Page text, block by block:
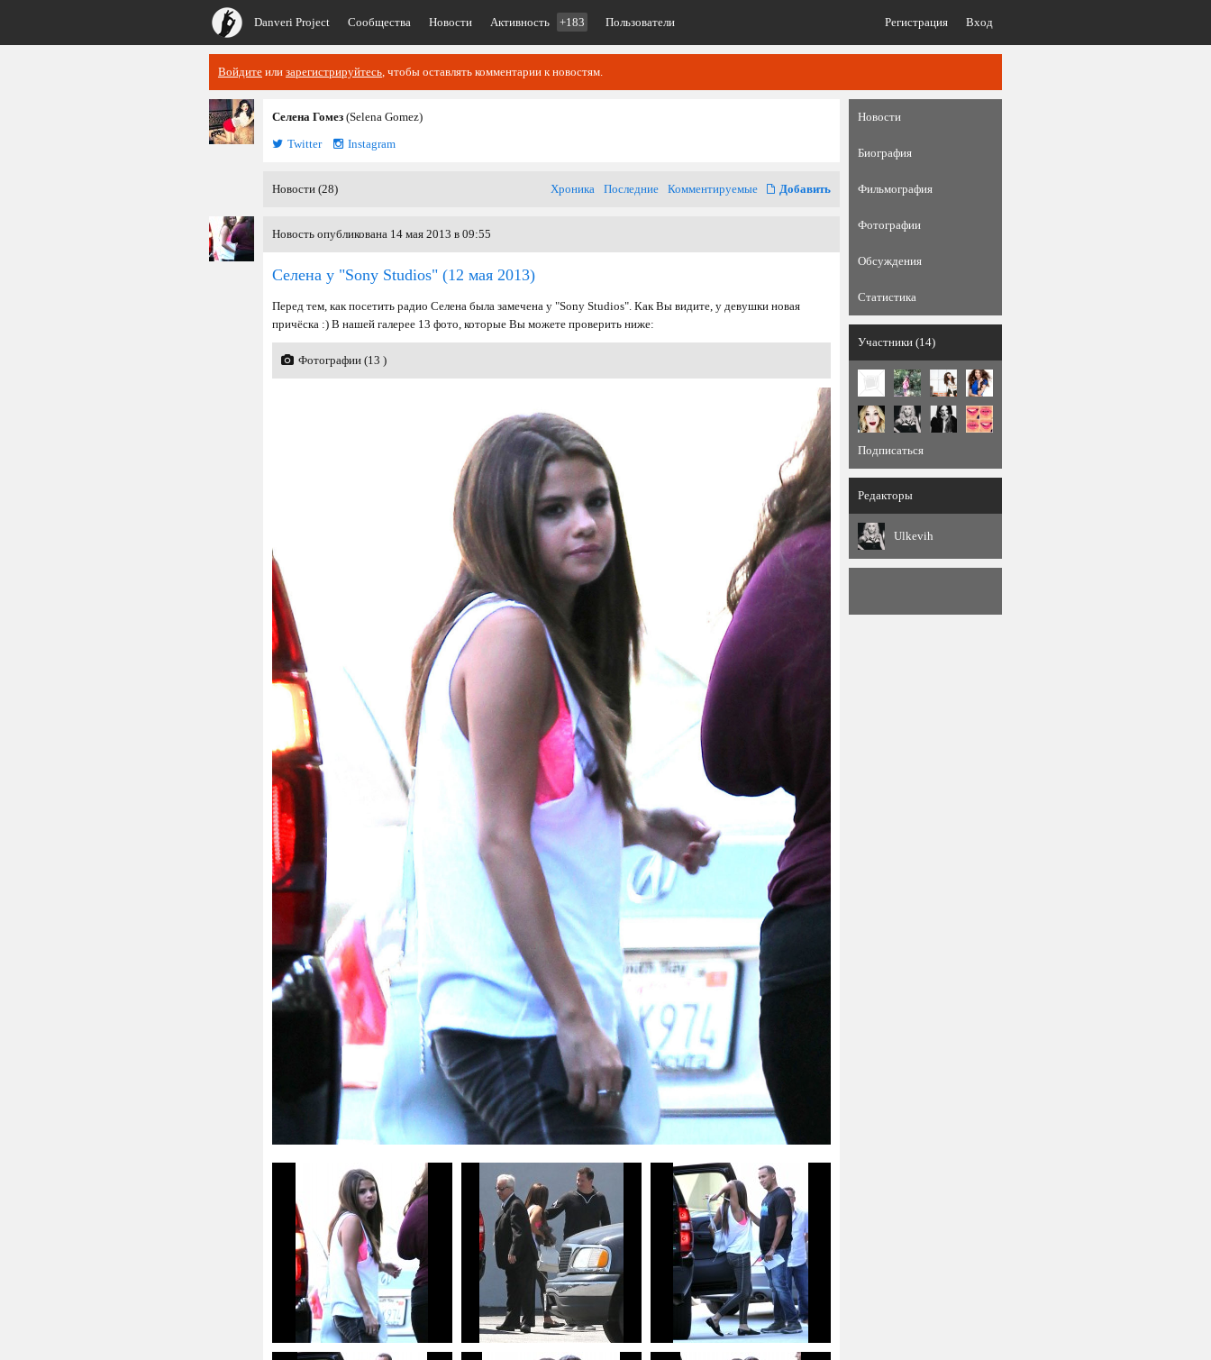
Danveri Project Сообщества Новости Активность +183 Пользователи Регистрация Вход
Войдите или зарегистрируйтесь, чтобы оставлять комментарии к новостям.
Селена Гомез (Selena Gomez)
Twitter
Instagram
Новости (28) Хроника Последние Комментируемые Добавить
Новость опубликована 14 мая 2013 в 09:55
Селена у "Sony Studios" (12 мая 2013)
Перед тем, как посетить радио Селена была замечена у "Sony Studios". Как Вы видите, у девушки новая
причёска :) В нашей галерее 13 фото, которые Вы можете проверить ниже:
Фотографии (13 )
Новости
Биография
Фильмография
Фотографии
Обсуждения
Статистика
Участники (14)
Подписаться
Редакторы
Ulkevih